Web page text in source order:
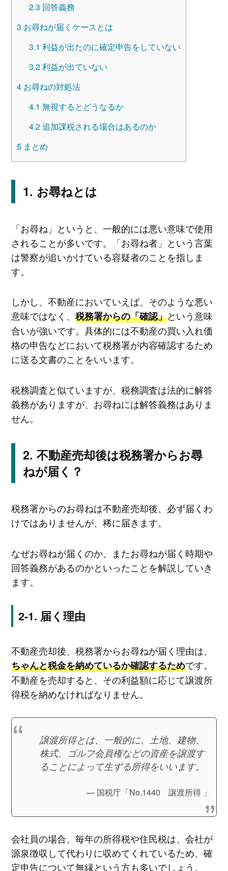
2.3 回答義務
3 お尋ねが届くケースとは
3.1 利益が出たのに確定申告をしていない
3.2利益が出ていない
4お尋ねの対処法
4.1 無視するとどうなるか
4.2追加課税される場合はあるのか
5まとめ
お尋ねとは
「お尋ね」というと、一般的には悪い意味で使用
されることが多いです。「お尋ね者」という言葉
は警察が追いかけている容疑者のことを指しま
す。
しかし、不動産においていえば、そのような悪い
意味ではなく、 税務署からの「確認」という意味
合いが強いです。具体的には不動産の買い入れ価
格の申告などにおいて税務署が内容確認するため
に送る文書のことをいいます。
税務調査と似ていますが、税務調査は法的に解答
義務がありますが、お尋ねには解答義務はありま
せん。
不動産売却後は税務署からお尋
ねが届く？
税務署からのお尋ねは不動産売却後、必ず届くわ
けではありませんが、稀に届きます。
なぜお尋ねが届くのか、またお尋ねが届く時期や
回答義務があるのかといったことを解説していき
ます。
届く理由
不動産売却後、税務署からお尋ねが届く理由は、
ちゃんと税金を納めているか確認するためです。
不動産を売却すると、その利益額に応じて譲渡所
得税を納めなければなりません。
譲渡所得とは、一般的に、土地、建物、
株式、ゴルフ会員権などの資産を譲渡す
ることによって生ずる所得をいいます。
国税庁「No.1440 譲渡所得 」
会社員の場合、毎年の所得税や住民税は、会社が
源泉徴収して代わりに収めてくれているため、確
定申告について無縁という方も多いでしょう。